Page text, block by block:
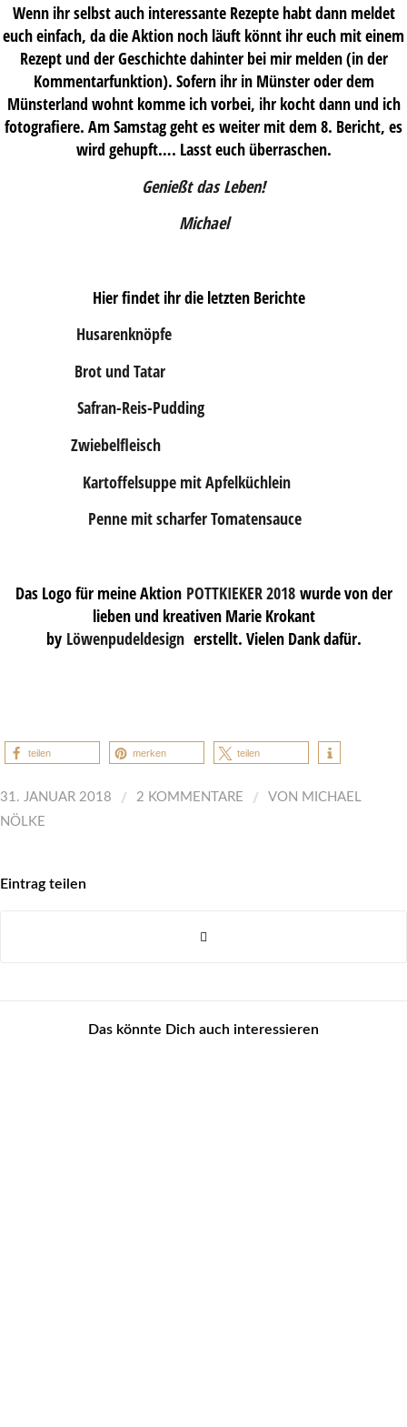
Wenn ihr selbst auch interessante Rezepte habt dann meldet
euch einfach, da die Aktion noch läuft könnt ihr euch mit einem
Rezept und der Geschichte dahinter bei mir melden (in der
Kommentarfunktion). Sofern ihr in Münster oder dem
Münsterland wohnt komme ich vorbei, ihr kocht dann und ich
fotografiere. Am Samstag geht es weiter mit dem 8. Bericht, es
wird gehupft…. Lasst euch überraschen.
Genießt das Leben!
Michael
Hier findet ihr die letzten Berichte
Husarenknöpfe
Brot und Tatar
Safran-Reis-Pudding
Zwiebelfleisch
Kartoffelsuppe mit Apfelküchlein
Penne mit scharfer Tomatensauce
Das Logo für meine Aktion POTTKIEKER 2018wurde von der
lieben und kreativen Marie Krokant
by Löwenpudeldesign erstellt. Vielen Dank dafür.
teilen merken teilen
31. JANUAR 2018 / 2 KOMMENTARE / VON MICHAEL
NÖLKE
Eintrag teilen
Das könnte Dich auch interessieren